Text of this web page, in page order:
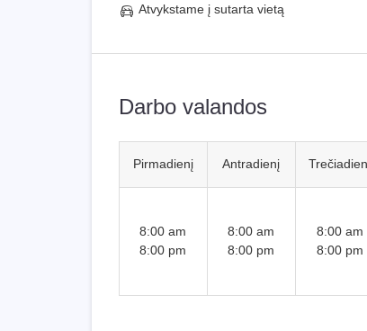
Atvykstame į sutarta vietą
Darbo valandos
Pirmadienį
8:00 am
8:00 pm
Antradienį
8:00 am
8:00 pm
8:00 am
8:00 pm